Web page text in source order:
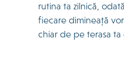
rutina ta zilnică,
fiecare dimineață
chiar de pe terasa ta